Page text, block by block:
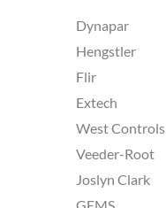
Dynapar
Hengstler
Flir
Extech
West Controls
Veeder-Root
Joslyn Clark